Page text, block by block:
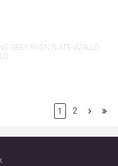
GREY RIVEN SLATE VÍZÁLLÓ
1 2